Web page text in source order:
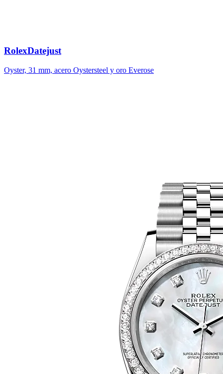
RolexDatejust
Oyster, 31 mm, acero Oystersteel y oro Everose